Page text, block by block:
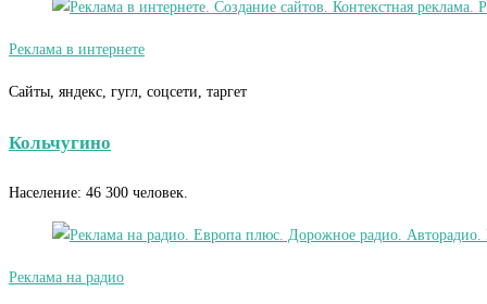
Реклама в интернете
Сайты, яндекс, гугл, соцсети, таргет
Кольчугино
Население: 46 300 человек.
Реклама на радио